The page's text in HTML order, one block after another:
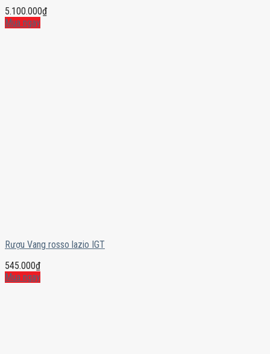
5.100.000₫
Mua ngay
Rượu Vang rosso lazio IGT
545.000₫
Mua ngay